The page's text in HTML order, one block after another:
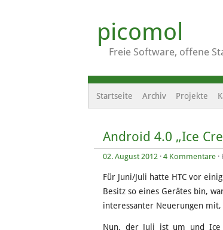
picomol
Freie Software, offene
Startseite Archiv Projekte
Android 4.0 „Ice
02. August 2012 · 4 Kommentare
Für Juni/Juli hatte HTC vor
Besitz so eines Gerätes bin,
interessanter Neuerungen
Nun, der Juli ist um und Ice